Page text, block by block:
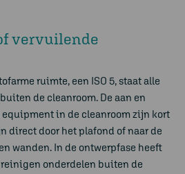
vervuilende
ruimte, een ISO 5, staat alle
de cleanroom. De aan en
in de cleanroom zijn kort
direct door het plafond of naar de
wanden. In de ontwerpfase heeft
onderdelen buiten de